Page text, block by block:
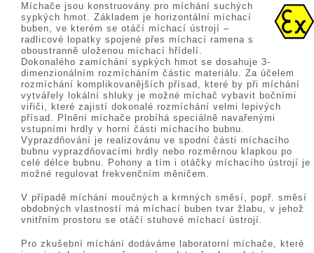
Míchače jsou konstruovány pro míchání suchých
sypkých hmot. Základem je horizontální míchací
buben, ve kterém se otáčí míchací ústrojí –
radlicové lopatky spojené přes míchací ramena s
oboustranně uloženou míchací hřídelí.
Dokonalého zamíchání sypkých hmot se dosahuje 3-
dimenzionálním rozmícháním částic materiálu. Za účelem
rozmíchání komplikovanějších přísad, které by při míchání
vytvářely lokální shluky je možné míchač vybavit bočními
viřiči, které zajistí dokonalé rozmíchání velmi lepivých
přísad. Plnění míchače probíhá speciálně navařenými
vstupními hrdly v horní části míchacího bubnu.
Vyprazdňování je realizovánu ve spodní části míchacího
bubnu vyprazdňovacími hrdly nebo rozměrnou klapkou po
celé délce bubnu. Pohony a tím i otáčky míchacího ústrojí je
možné regulovat frekvenčním měničem.
V případě míchání moučných a krmných směsí, popř. směsí
obdobných vlastností má míchací buben tvar žlabu, v jehož
vnitřním prostoru se otáčí stuhové míchací ústrojí.
Pro zkušební míchání dodáváme laboratorní míchače, které